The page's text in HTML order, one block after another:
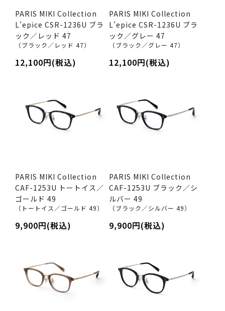
PARIS MIKI Collection
L’epice CSR-1236U ブラ
ック／レッド 47
（ブラック／レッド 47）
12,100円(税込)
PARIS MIKI Collection
L’epice CSR-1236U ブラ
ック／グレー 47
（ブラック／グレー 47）
12,100円(税込)
PARIS MIKI Collection
CAF-1253U トートイス／
ゴールド 49
（トートイス／ゴールド 49）
9,900円(税込)
PARIS MIKI Collection
CAF-1253U ブラック／シ
ルバー 49
（ブラック／シルバー 49）
9,900円(税込)